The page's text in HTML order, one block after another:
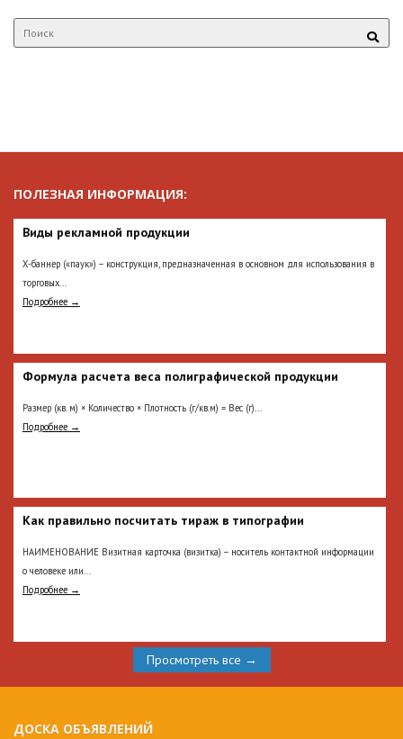
ПОЛЕЗНАЯ ИНФОРМАЦИЯ:
Виды рекламной продукции
Х-баннер («паук») – конструкция, предназначенная в основном для использования в
торговых...
Подробнее →
Формула расчета веса полиграфической продукции
Размер (кв. м) × Количество × Плотность (г/кв.м) = Вес (г)...
Подробнее →
Как правильно посчитать тираж в типографии
НАИМЕНОВАНИЕ Визитная карточка (визитка) – носитель контактной информации
о человеке или...
Подробнее →
Просмотреть все →
ДОСКА ОБЪЯВЛЕНИЙ